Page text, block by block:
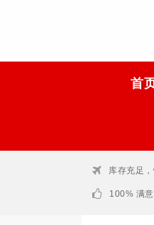
首
库存充足
100% 满